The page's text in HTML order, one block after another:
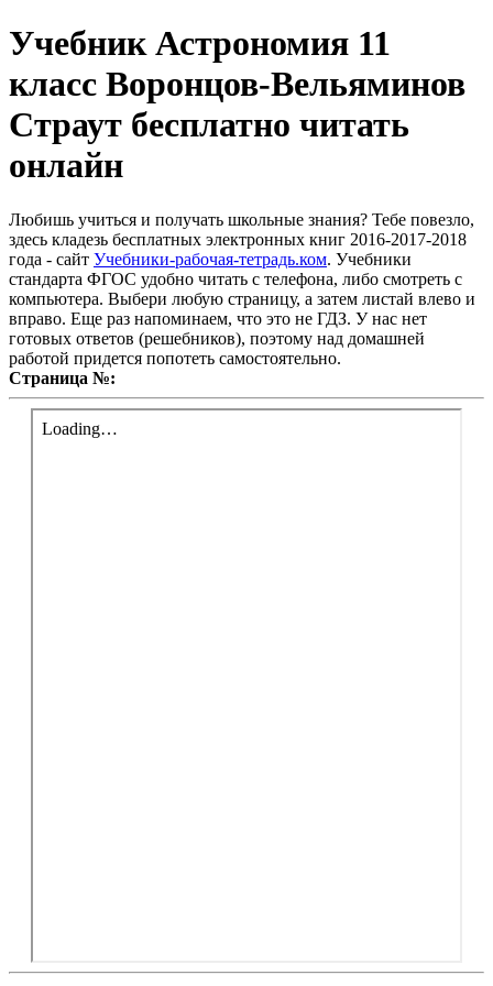
Учебник Астрономия 11
класс Воронцов-Вельяминов
Страут бесплатно читать
онлайн
Любишь учиться и получать школьные знания? Тебе повезло,
здесь кладезь бесплатных электронных книг 2016-2017-2018
года - сайт Учебники-рабочая-тетрадь.ком. Учебники
стандарта ФГОС удобно читать с телефона, либо смотреть с
компьютера. Выбери любую страницу, а затем листай влево и
вправо. Еще раз напоминаем, что это не ГДЗ. У нас нет
готовых ответов (решебников), поэтому над домашней
работой придется попотеть самостоятельно.
Страница №: